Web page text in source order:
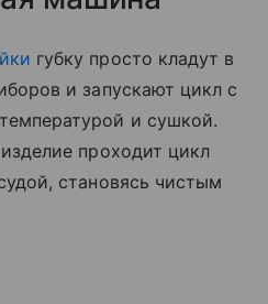
губку просто кладут в
и запускают цикл с
и сушкой.
проходит цикл
становясь чистым